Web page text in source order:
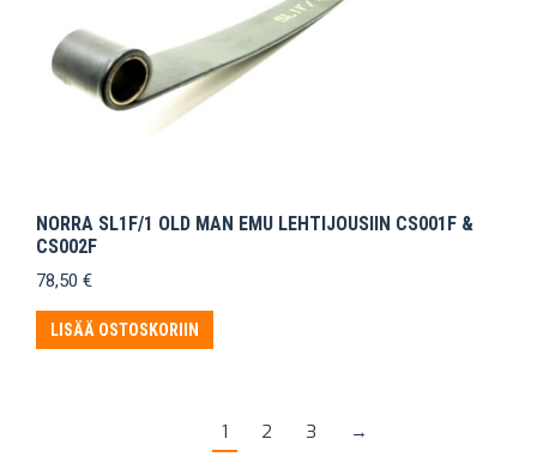
NORRA SL1F/1 OLD MAN EMU LEHTIJOUSIIN CS001F &
CS002F
78,50 €
LISÄÄ OSTOSKORIIN
1 2 3 →